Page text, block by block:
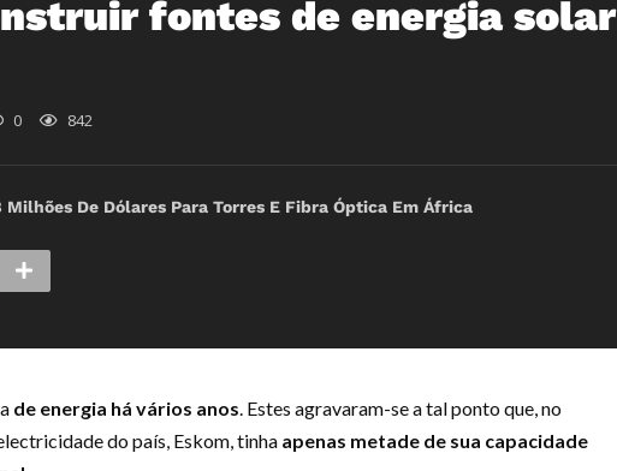
fontes de energia solar
0 842
De Dólares Para Torres E Fibra Óptica Em África
de energia há vários anos. Estes agravaram-se a tal ponto que, no
do país, Eskom, tinha apenas metade de sua capacidade